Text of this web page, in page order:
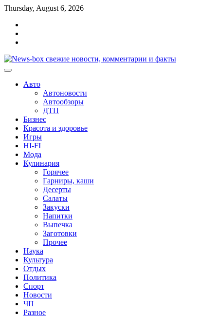
Перейти
содержимому
Thursday, August 6, 2026
Авто
Автоновости
Автообзоры
ДТП
Бизнес
Красота и здоровье
Игры
HI-FI
Мода
Кулинария
Горячее
Гарниры, каши
Десерты
Салаты
Закуски
Напитки
Выпечка
Заготовки
Прочее
Наука
Культура
Отдых
Политика
Спорт
Новости
ЧП
Разное